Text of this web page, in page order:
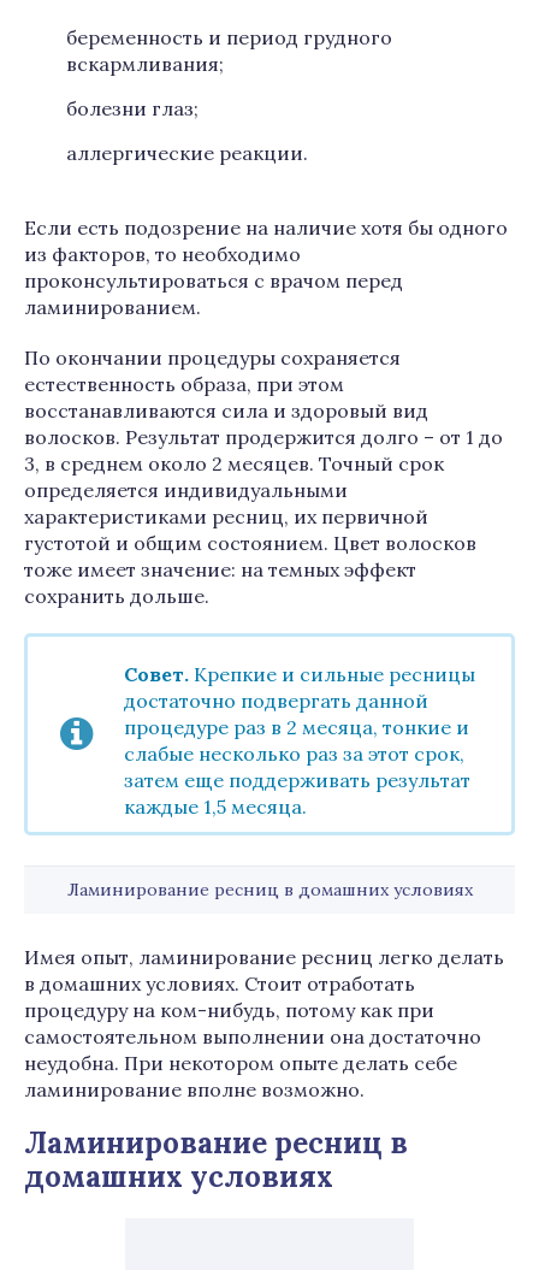
беременность и период грудного
вскармливания;
болезни глаз;
аллергические реакции.
Если есть подозрение на наличие хотя бы одного
из факторов, то необходимо
проконсультироваться с врачом перед
ламинированием.
По окончании процедуры сохраняется
естественность образа, при этом
восстанавливаются сила и здоровый вид
волосков. Результат продержится долго – от 1 до
3, в среднем около 2 месяцев. Точный срок
определяется индивидуальными
характеристиками ресниц, их первичной
густотой и общим состоянием. Цвет волосков
тоже имеет значение: на темных эффект
сохранить дольше.
Совет. Крепкие и сильные ресницы
достаточно подвергать данной
процедуре раз в 2 месяца, тонкие и
слабые несколько раз за этот срок,
затем еще поддерживать результат
каждые 1,5 месяца.
Ламинирование ресниц в домашних условиях
Имея опыт, ламинирование ресниц легко делать
в домашних условиях. Стоит отработать
процедуру на ком-нибудь, потому как при
самостоятельном выполнении она достаточно
неудобна. При некотором опыте делать себе
ламинирование вполне возможно.
Ламинирование ресниц в
домашних условиях